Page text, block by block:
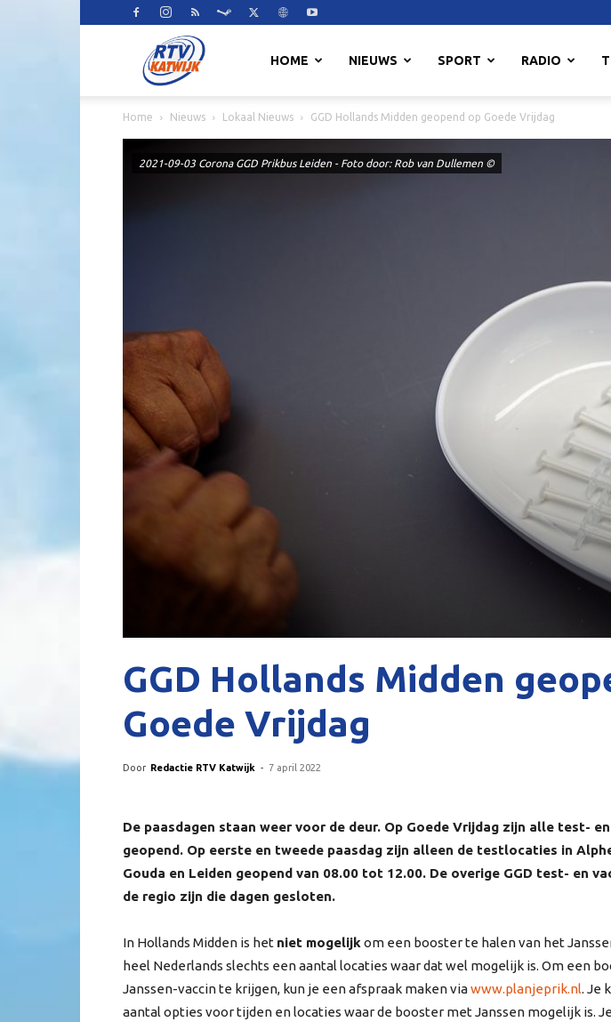
HOME NIEUWS SPORT RADIO
Home Nieuws Lokaal Nieuws GGD Hollands Midden geopend op Goede Vrijdag
2021-09-03 Corona GGD Prikbus Leiden - Foto door: Rob van Dullemen ©
GGD Hollands Midden
Goede Vrijdag
Door Redactie RTV Katwijk - 7 april 2022
De paasdagen staan weer voor de deur. Op Goede Vrijdag zijn alle test-
geopend. Op eerste en tweede paasdag zijn alleen de testlocaties in
Gouda en Leiden geopend van 08.00 tot 12.00. De overige GGD test- en
de regio zijn die dagen gesloten.
In Hollands Midden is het niet mogelijkom een booster te halen van het
heel Nederlands slechts een aantal locaties waar dat wel mogelijk is. Om een
Janssen-vaccin te krijgen, kun je een afspraak maken viawww.planjeprik.nl. Je
aantal opties voor tijden en locaties waar de booster met Janssen mogelijk is.